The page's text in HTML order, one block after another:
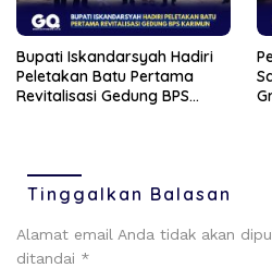
Bupati Iskandarsyah Hadiri
Peletakan Batu Pertama
Revitalisasi Gedung BPS
Tinggalkan Balasan
Alamat email Anda tidak akan
ditandai *